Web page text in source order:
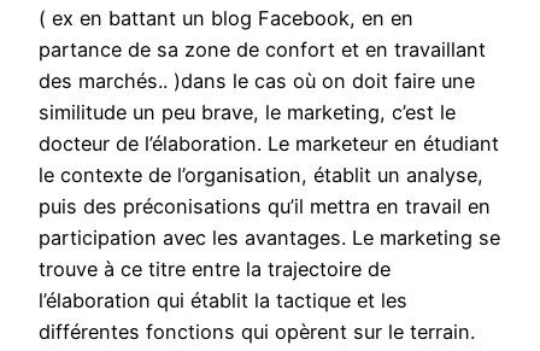
( ex en battant un blog Facebook, en en
partance de sa zone de confort et en travaillant
des marchés.. )dans le cas où on doit faire une
similitude un peu brave, le marketing, c’est le
docteur de l’élaboration. Le marketeur en étudiant
le contexte de l’organisation, établit un analyse,
puis des préconisations qu’il mettra en travail en
participation avec les avantages. Le marketing se
trouve à ce titre entre la trajectoire de
l’élaboration qui établit la tactique et les
différentes fonctions qui opèrent sur le terrain.